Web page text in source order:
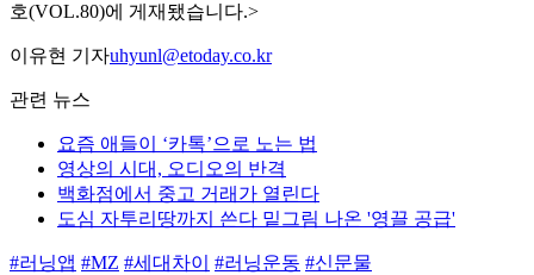
호(VOL.80)에 게재됐습니다.>
이유현 기자uhyunl@etoday.co.kr
관련 뉴스
요즘 애들이 ‘카톡’으로 노는 법
영상의 시대, 오디오의 반격
백화점에서 중고 거래가 열린다
도심 자투리땅까지 쓴다 밑그림 나온 '영끌 공급'
#러닝앱 #MZ #세대차이 #러닝운동 #신문물